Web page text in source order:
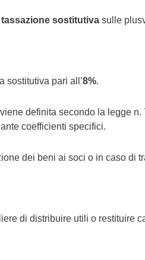
tassazione sostitutiva sulle
sostitutiva pari all’8%.
viene definita secondo la legge
coefficienti specifici.
dei beni ai soci o in caso di
di distribuire utili o restituire